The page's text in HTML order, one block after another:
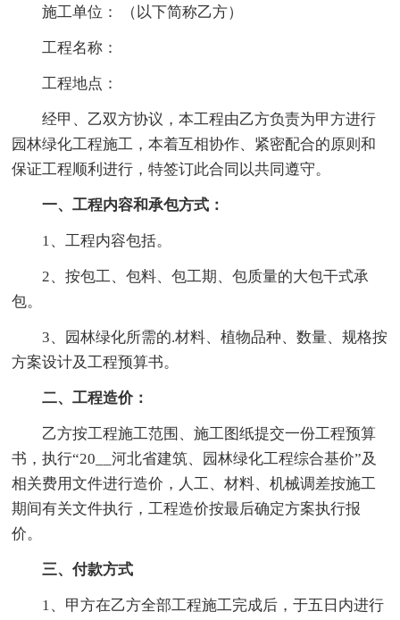
施工单位： （以下简称乙方）
工程名称：
工程地点：
经甲、乙双方协议，本工程由乙方负责为甲方进行
园林绿化工程施工，本着互相协作、紧密配合的原则和
保证工程顺利进行，特签订此合同以共同遵守。
一、工程内容和承包方式：
1、工程内容包括。
2、按包工、包料、包工期、包质量的大包干式承
包。
3、园林绿化所需的.材料、植物品种、数量、规格按
方案设计及工程预算书。
二、工程造价：
乙方按工程施工范围、施工图纸提交一份工程预算
书，执行“20__河北省建筑、园林绿化工程综合基价”及
相关费用文件进行造价，人工、材料、机械调差按施工
期间有关文件执行，工程造价按最后确定方案执行报
价。
三、付款方式
1、甲方在乙方全部工程施工完成后，于五日内进行